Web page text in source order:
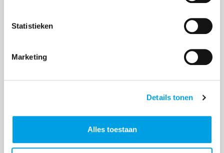
Statistieken
Marketing
Details tonen
Alles toestaan
regelgeving voor bedrijven die producten buiten
Europa importeren. Deze algemene